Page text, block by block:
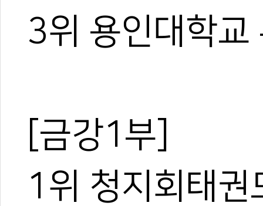
3위 용인대학교
[금강1부]
1위 청지회태권